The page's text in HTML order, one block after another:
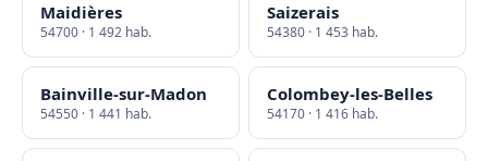
Maidières
54700 · 1 492 hab.
Saizerais
54380 · 1 453 hab.
Bainville-sur-Madon
54550 · 1 441 hab.
Colombey-les-Belles
54170 · 1 416 hab.